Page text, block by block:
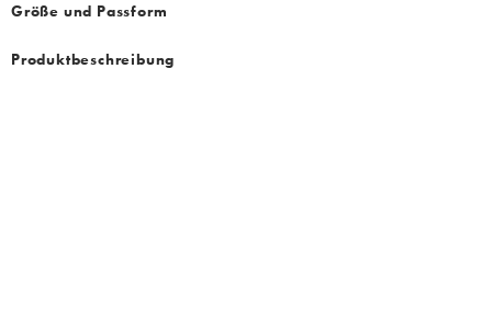
Größe und Passform
Produktbeschreibung